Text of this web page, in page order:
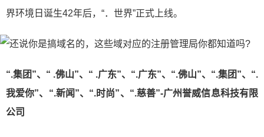
界环境日诞生42年后，“．世界”正式上线。
“.集团”、“ .佛山”、“ .广东”、“.广东”、“.佛山”、“.集团”、“.
我爱你”、“.新闻”、“.时尚”、“.慈善”-广州誉威信息科技有限
公司